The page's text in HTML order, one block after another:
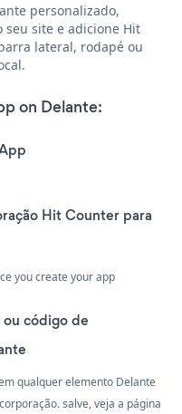
personalizado,
seu site e adicione Hit
lateral, rodapé ou
on Delante:
Hit Counter para
you create your app
código de
qualquer elemento Delante
salve, veja a página